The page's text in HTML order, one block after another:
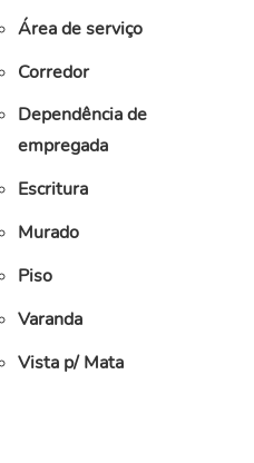
Área de serviço
Corredor
Dependência de
empregada
Escritura
Murado
Piso
Varanda
Vista p/ Mata